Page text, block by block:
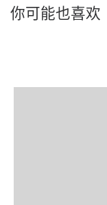
你可能也喜欢